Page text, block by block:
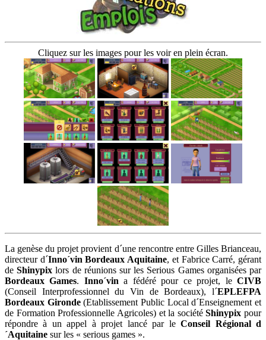
Cliquez sur les images pour les voir en plein écran.
La genèse du projet provient d´une rencontre entre Gilles Brianceau,
directeur d´Inno´vin Bordeaux Aquitaine, et Fabrice Carré, gérant
deShinypix lors de réunions sur les Serious Games organisées par
Bordeaux Games. Inno´vin a fédéré pour ce projet, leCIVB
(Conseil Interprofessionnel du Vin de Bordeaux), l´EPLEFPA
Bordeaux Gironde(Etablissement Public Local d´Enseignement et
de Formation Professionnelle Agricoles) et la sociétéShinypix pour
répondre à un appel à projet lancé par leConseil Régional d
´Aquitaine sur les « serious games ».